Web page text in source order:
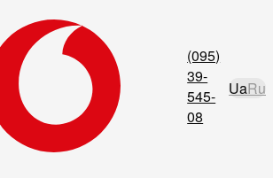
(095)
39-
545-
08
UaRu